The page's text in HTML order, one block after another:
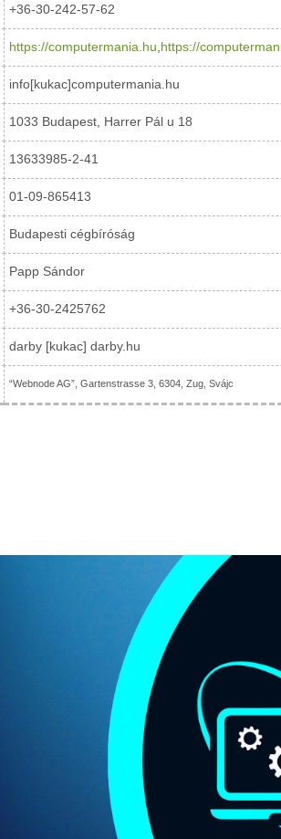
+36-30-242-57-62
https://computermania.hu https://
info[kukac]computermania.hu
1033 Budapest, Harrer Pál u 18
13633985-2-41
01-09-865413
Budapesti cégbíróság
Papp Sándor
+36-30-2425762
darby [kukac] darby.hu
“Webnode AG”, Gartenstrasse 3, 6304, Zug, Svájc